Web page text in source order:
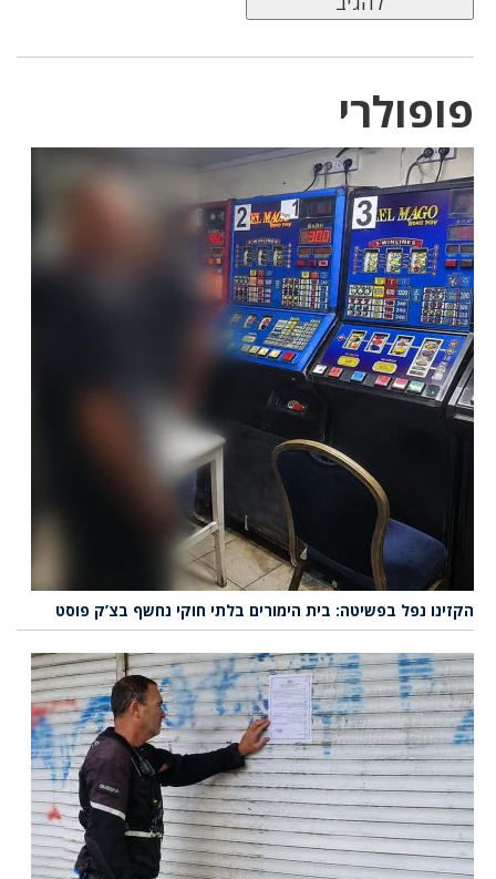
פופולרי
הקזינו נפל בפשיטה: בית הימורים בלתי חוקי נחשף בצ’ק פוסט